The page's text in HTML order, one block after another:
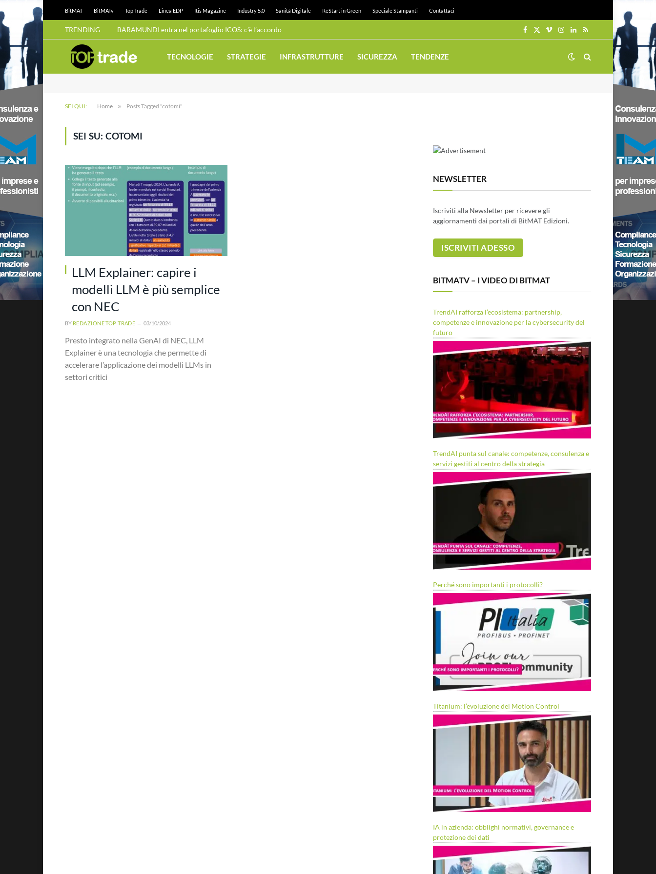
BitMAT BitMATv Top Trade Linea EDP Itis Magazine Industry 5.0 Sanità Digitale ReStart in Green Speciale Stampanti Contattaci
TRENDING BARAMUNDI entra nel portafoglio ICOS: c’è l’accordo
Facebook
X
VimeoInstagram
LinkedIn
RSS
TECNOLOGIE STRATEGIE INFRASTRUTTURE SICUREZZA TENDENZE
SEI QUI: Home » Posts Tagged "cotomi"
SEI SU: COTOMI
LLM Explainer: capire i
modelli LLM è più semplice
con NEC
BY REDAZIONE TOP TRADE 03/10/2024
Presto integrato nella GenAI di NEC, LLM
Explainer è una tecnologia che permette di
accelerare l’applicazione dei modelli LLMs in
settori critici
NEWSLETTER
Iscriviti alla Newsletter per ricevere gli
aggiornamenti dai portali di BitMAT Edizioni.
BITMATV – I VIDEO DI BITMAT
TrendAI rafforza l’ecosistema: partnership,
competenze e innovazione per la cybersecurity del
futuro
TrendAI punta sul canale: competenze, consulenza e
servizi gestiti al centro della strategia
Perché sono importanti i protocolli?
Titanium: l’evoluzione del Motion Control
IA in azienda: obblighi normativi, governance e
protezione dei dati